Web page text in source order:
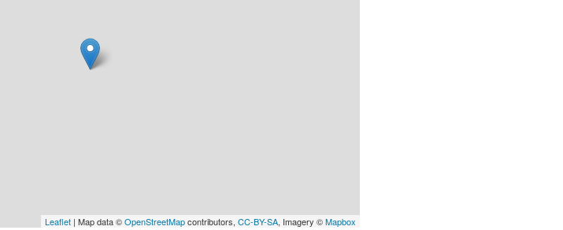
Leaflet| Map data ©OpenStreetMapcontributors, CC-BY-SA, Imagery ©Mapbox